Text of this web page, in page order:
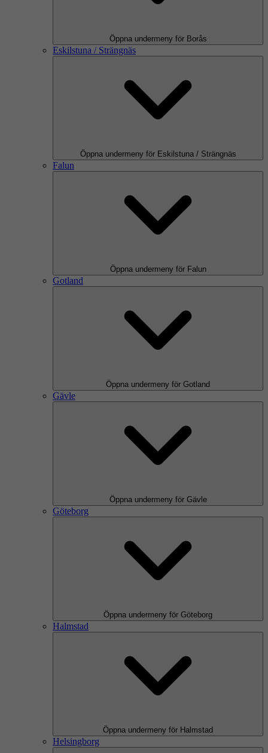
Öppna undermeny för Borås
Eskilstuna / Strängnäs
Öppna undermeny för Eskilstuna / Strängnäs
Falun
Öppna undermeny för Falun
Gotland
Öppna undermeny för Gotland
Gävle
Öppna undermeny för Gävle
Göteborg
Öppna undermeny för Göteborg
Halmstad
Öppna undermeny för Halmstad
Helsingborg